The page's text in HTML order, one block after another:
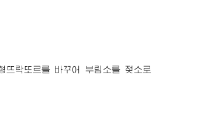
락또르를 바꾸어 부림소를 젖소로